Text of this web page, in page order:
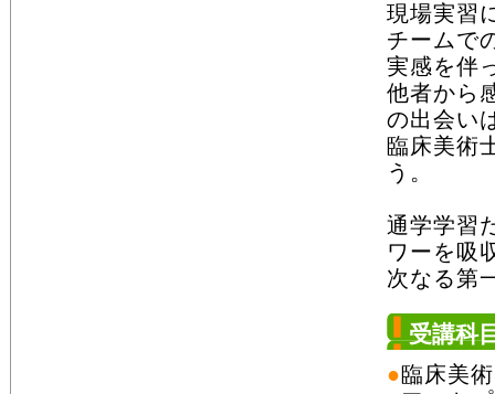
現場実習
チームで
実感を伴
他者から
の出会い
臨床美術
う。
通学学習
ワーを吸
次なる第
受講科
●臨床美